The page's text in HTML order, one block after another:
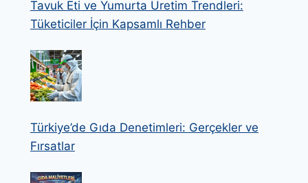
Tavuk Eti ve Yumurta Üretim Trendleri:
Tüketiciler İçin Kapsamlı Rehber
Türkiye’de Gıda Denetimleri: Gerçekler ve
Fırsatlar